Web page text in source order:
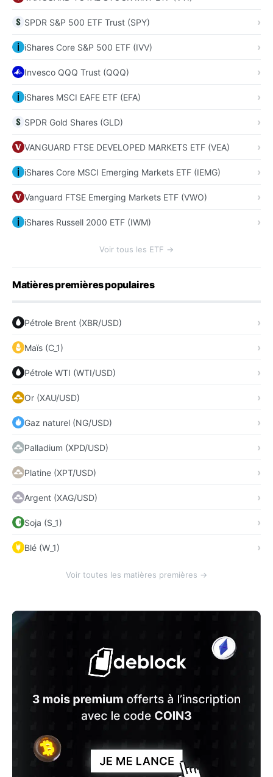
SPDR S&P 500 ETF Trust (SPY)
iShares Core S&P 500 ETF (IVV)
Invesco QQQ Trust (QQQ)
iShares MSCI EAFE ETF (EFA)
SPDR Gold Shares (GLD)
VANGUARD FTSE DEVELOPED MARKETS ETF (VEA)
iShares Core MSCI Emerging Markets ETF (IEMG)
Vanguard FTSE Emerging Markets ETF (VWO)
iShares Russell 2000 ETF (IWM)
Voir tous les ETF →
Matières premières populaires
Pétrole Brent (XBR/USD)
Maïs (C_1)
Pétrole WTI (WTI/USD)
Or (XAU/USD)
Gaz naturel (NG/USD)
Palladium (XPD/USD)
Platine (XPT/USD)
Argent (XAG/USD)
Soja (S_1)
Blé (W_1)
Voir toutes les matières premières →